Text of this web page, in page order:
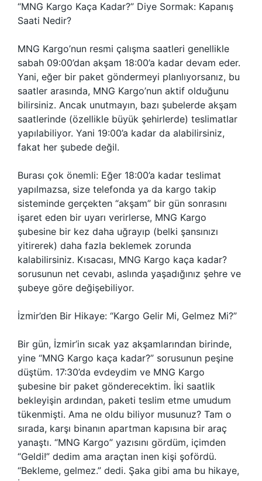
“MNG Kargo Kaça Kadar?” Diye Sormak: Kapanış
Saati Nedir?
MNG Kargo’nun resmi çalışma saatleri genellikle
sabah 09:00’dan akşam 18:00’a kadar devam eder.
Yani, eğer bir paket göndermeyi planlıyorsanız, bu
saatler arasında, MNG Kargo’nun aktif olduğunu
bilirsiniz. Ancak unutmayın, bazı şubelerde akşam
saatlerinde (özellikle büyük şehirlerde) teslimatlar
yapılabiliyor. Yani 19:00’a kadar da alabilirsiniz,
fakat her şubede değil.
Burası çok önemli: Eğer 18:00’a kadar teslimat
yapılmazsa, size telefonda ya da kargo takip
sisteminde gerçekten “akşam” bir gün sonrasını
işaret eden bir uyarı verirlerse, MNG Kargo
şubesine bir kez daha uğrayıp (belki şansınızı
yitirerek) daha fazla beklemek zorunda
kalabilirsiniz. Kısacası, MNG Kargo kaça kadar?
sorusunun net cevabı, aslında yaşadığınız şehre ve
şubeye göre değişebiliyor.
İzmir’den Bir Hikaye: “Kargo Gelir Mi, Gelmez Mi?”
Bir gün, İzmir’in sıcak yaz akşamlarından birinde,
yine “MNG Kargo kaça kadar?” sorusunun peşine
düştüm. 17:30’da evdeydim ve MNG Kargo
şubesine bir paket gönderecektim. İki saatlik
bekleyişin ardından, paketi teslim etme umudum
tükenmişti. Ama ne oldu biliyor musunuz? Tam o
sırada, karşı binanın apartman kapısına bir araç
yanaştı. “MNG Kargo” yazısını gördüm, içimden
“Geldi!” dedim ama araçtan inen kişi şofördü.
“Bekleme, gelmez.” dedi. Şaka gibi ama bu hikaye,